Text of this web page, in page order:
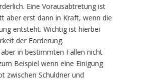
Eine Vorausabtretung ist
aber erst dann in Kraft, wenn die
entsteht. Wichtig ist hierbei
der Forderung.
in bestimmten Fällen nicht
Beispiel wenn eine Einigung
zwischen Schuldner und